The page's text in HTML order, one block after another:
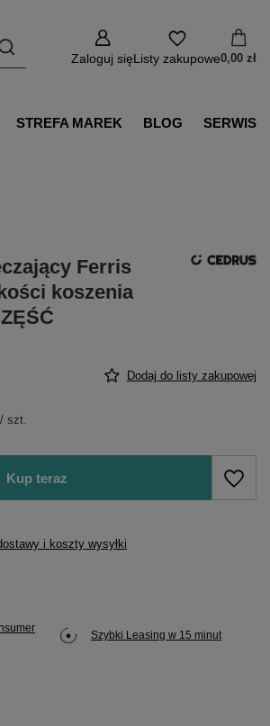
Zaloguj sięListy zakupowe0,00 zł
STREFA MAREK BLOG SERWIS
Ferris
koszenia
Dodaj do listy zakupowej
/szt.
Kup teraz
i koszty wysyłki
Szybki Leasing w 15 minut